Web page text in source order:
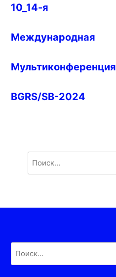
записям
10_14-я
Международная
Мультиконференция
BGRS/SB-2024
Найти: